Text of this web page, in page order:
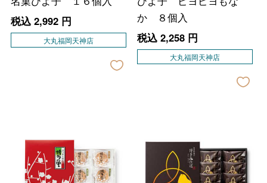
税込 2,992円
大丸福岡天神店
か ８個入
税込 2,258円
大丸福岡天神店